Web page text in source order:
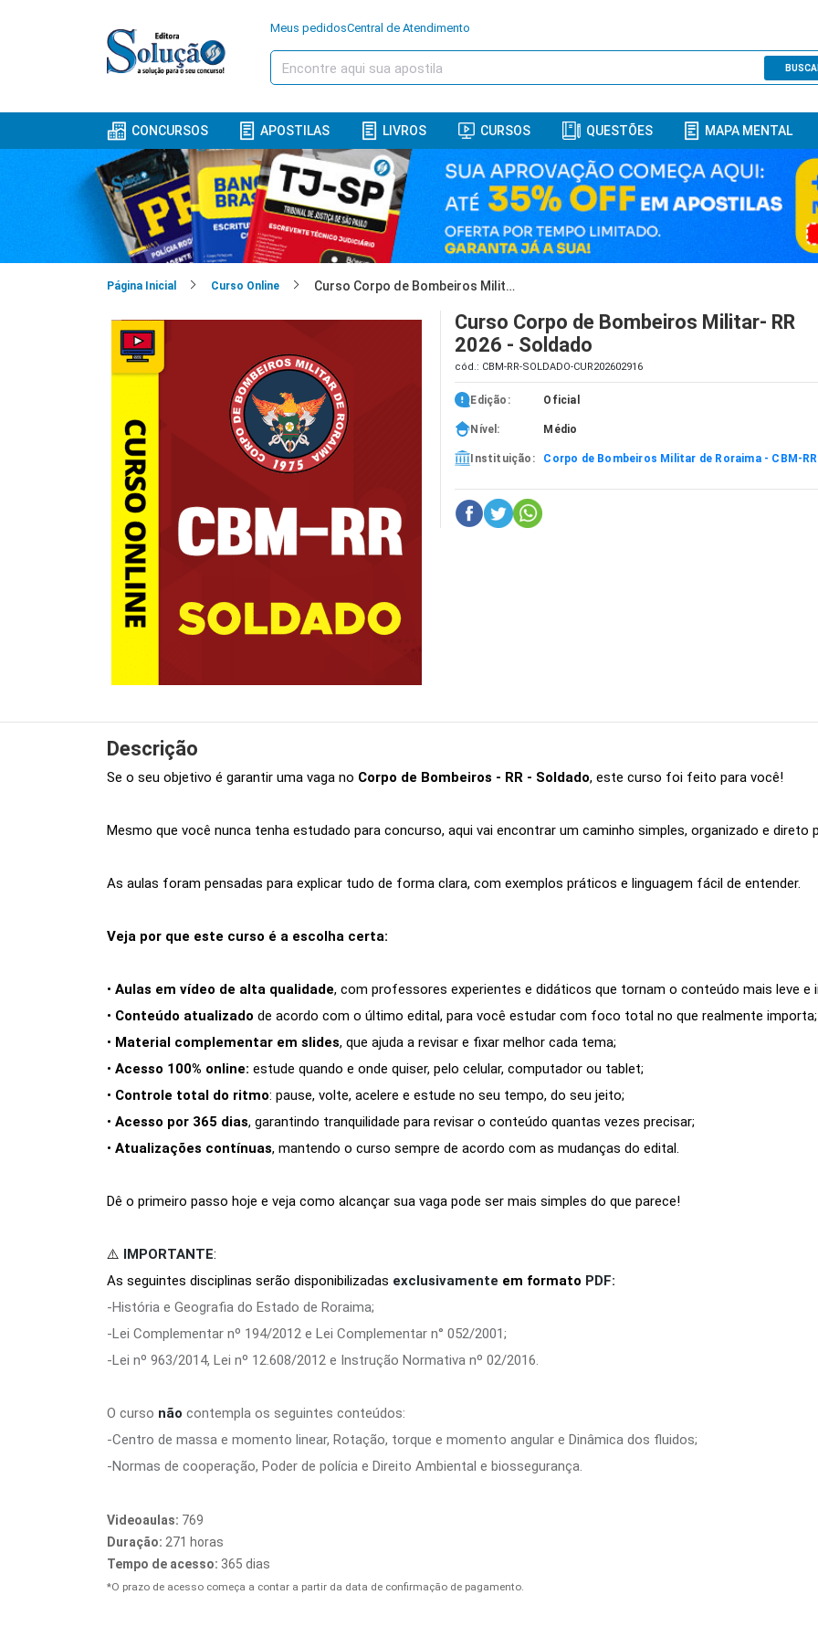
Meus pedidosCentral de Atendimento
CONCURSOS APOSTILAS LIVROS CURSOS QUESTÕES MAPA MENTAL
Página Inicial Curso Online Curso Corpo de Bombeiros Militar- RR 2026 - Soldado
Curso Corpo de Bombeiros Militar- RR
2026 - Soldado
cód.: CBM-RR-SOLDADO-CUR202602916
Edição: Oficial
Nível: Médio
Instituição: Corpo de Bombeiros Militar de Roraima - CBM-RR
Descrição
Se o seu objetivo é garantir uma vaga no Corpo de Bombeiros - RR - Soldado, este curso foi feito para você!
Mesmo que você nunca tenha estudado para concurso, aqui vai encontrar um caminho simples, organizado e direto
As aulas foram pensadas para explicar tudo de forma clara, com exemplos práticos e linguagem fácil de entender.
Veja por que este curso é a escolha certa:
• Aulas em vídeo de alta qualidade, com professores experientes e didáticos que tornam o conteúdo mais leve e
• Conteúdo atualizado de acordo com o último edital, para você estudar com foco total no que realmente importa;
• Material complementar em slides, que ajuda a revisar e fixar melhor cada tema;
• Acesso 100% online: estude quando e onde quiser, pelo celular, computador ou tablet;
• Controle total do ritmo: pause, volte, acelere e estude no seu tempo, do seu jeito;
• Acesso por 365 dias, garantindo tranquilidade para revisar o conteúdo quantas vezes precisar;
• Atualizações contínuas, mantendo o curso sempre de acordo com as mudanças do edital.
Dê o primeiro passo hoje e veja como alcançar sua vaga pode ser mais simples do que parece!
⚠️ IMPORTANTE:
As seguintes disciplinas serão disponibilizadas exclusivamente em formato PDF:
-História e Geografia do Estado de Roraima;
-Lei Complementar nº 194/2012 e Lei Complementar n° 052/2001;
-Lei nº 963/2014, Lei nº 12.608/2012 e Instrução Normativa nº 02/2016.
O curso não contempla os seguintes conteúdos:
-Centro de massa e momento linear, Rotação, torque e momento angular e Dinâmica dos fluidos;
-Normas de cooperação, Poder de polícia e Direito Ambiental e biossegurança.
Videoaulas: 769
Duração: 271 horas
Tempo de acesso: 365 dias
*O prazo de acesso começa a contar a partir da data de confirmação de pagamento.